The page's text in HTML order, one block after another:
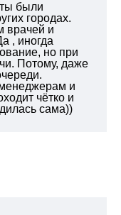
были
городах.
врачей и
, иногда
но при
Потому, даже
и
чётко и
сама))